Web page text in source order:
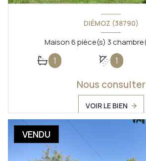
DIÉMOZ (38790)
1 1
Nous consulter
VOIR LE BIEN
VENDU